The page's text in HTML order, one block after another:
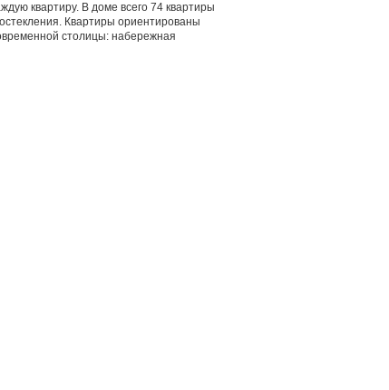
квартиру. В доме всего 74 квартиры
Квартиры ориентированы
столицы: набережная